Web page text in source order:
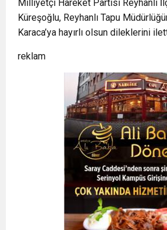
Milliyetçi Hareket Partisi Reyhanlı
Küreşoğlu, Reyhanlı Tapu
Karaca’ya hayırlı olsun dileklerini
reklam